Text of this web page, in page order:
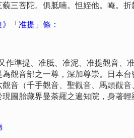
菩陀。俱胝喃。怛姪他。唵。折
「准提」條：
準提、准胝、准泥、准提觀音、准
觀音部之一尊，深加尊崇。日本
音（千手觀音、聖觀音、馬頭觀
圖胎藏界曼荼羅之遍知院，身著